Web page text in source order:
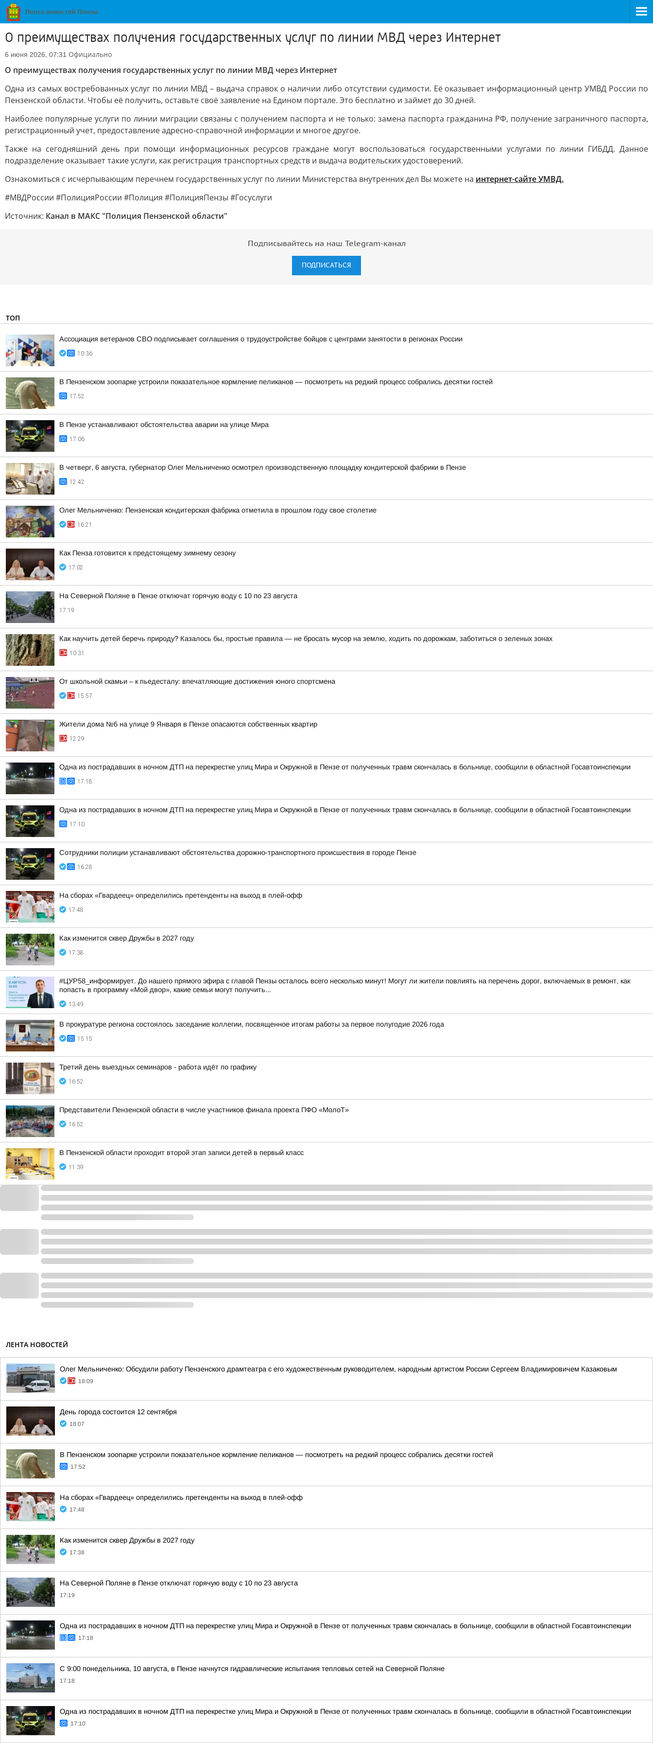
О преимуществах получения государственных услуг по линии МВД через Интернет
6 июня 2026, 07:31 Официально
О преимуществах получения государственных услуг по линии МВД через Интернет
Одна из самых востребованных услуг по линии МВД – выдача справок о наличии либо отсутствии судимости. Её оказывает информационный центр УМВД России по
Пензенской области. Чтобы её получить, оставьте своё заявление на Едином портале. Это бесплатно и займет до 30 дней.
Наиболее популярные услуги по линии миграции связаны с получением паспорта и не только: замена паспорта гражданина РФ, получение заграничного паспорта,
регистрационный учет, предоставление адресно-справочной информации и многое другое.
Также на сегодняшний день при помощи информационных ресурсов граждане могут воспользоваться государственными услугами по линии ГИБДД. Данное
подразделение оказывает такие услуги, как регистрация транспортных средств и выдача водительских удостоверений.
Ознакомиться с исчерпывающим перечнем государственных услуг по линии Министерства внутренних дел Вы можете на интернет-сайте УМВД.
#МВДРоссии #ПолицияРоссии #Полиция #ПолицияПензы #Госуслуги
Источник: Канал в МАКС "Полиция Пензенской области"
Подписывайтесь на наш Telegram-канал
ПОДПИСАТЬСЯ
ТОП
Ассоциация ветеранов СВО подписывает соглашения о трудоустройстве бойцов с центрами занятости в регионах России
10:36
В Пензенском зоопарке устроили показательное кормление пеликанов — посмотреть на редкий процесс собрались десятки гостей
17:52
В Пензе устанавливают обстоятельства аварии на улице Мира
17:06
В четверг, 6 августа, губернатор Олег Мельниченко осмотрел производственную площадку кондитерской фабрики в Пензе
12:42
Олег Мельниченко: Пензенская кондитерская фабрика отметила в прошлом году свое столетие
16:21
Как Пенза готовится к предстоящему зимнему сезону
17:02
На Северной Поляне в Пензе отключат горячую воду с 10 по 23 августа
17:19
Как научить детей беречь природу? Казалось бы, простые правила — не бросать мусор на землю, ходить по дорожкам, заботиться о зеленых зонах
10:31
От школьной скамьи – к пьедесталу: впечатляющие достижения юного спортсмена
15:57
Жители дома №6 на улице 9 Января в Пензе опасаются собственных квартир
12:29
Одна из пострадавших в ночном ДТП на перекрестке улиц Мира и Окружной в Пензе от полученных травм скончалась в больнице, сообщили в областной Госавтоинспекции
17:18
Одна из пострадавших в ночном ДТП на перекрестке улиц Мира и Окружной в Пензе от полученных травм скончалась в больнице, сообщили в областной Госавтоинспекции
17:10
Сотрудники полиции устанавливают обстоятельства дорожно-транспортного происшествия в городе Пензе
16:28
На сборах «Гвардеец» определились претенденты на выход в плей-офф
17:48
Как изменится сквер Дружбы в 2027 году
17:38
#ЦУР58_информирует. До нашего прямого эфира с главой Пензы осталось всего несколько минут! Могут ли жители повлиять на перечень дорог, включаемых в ремонт, как
попасть в программу «Мой двор», какие семьи могут получить...
13:49
В прокуратуре региона состоялось заседание коллегии, посвященное итогам работы за первое полугодие 2026 года
15:15
Третий день выездных семинаров - работа идёт по графику
16:52
Представители Пензенской области в числе участников финала проекта ПФО «МолоТ»
16:52
В Пензенской области проходит второй этап записи детей в первый класс
11:39
ЛЕНТА НОВОСТЕЙ
Олег Мельниченко: Обсудили работу Пензенского драмтеатра с его художественным руководителем, народным артистом России Сергеем Владимировичем Казаковым
18:09
День города состоится 12 сентября
18:07
В Пензенском зоопарке устроили показательное кормление пеликанов — посмотреть на редкий процесс собрались десятки гостей
17:52
На сборах «Гвардеец» определились претенденты на выход в плей-офф
17:48
Как изменится сквер Дружбы в 2027 году
17:38
На Северной Поляне в Пензе отключат горячую воду с 10 по 23 августа
17:19
Одна из пострадавших в ночном ДТП на перекрестке улиц Мира и Окружной в Пензе от полученных травм скончалась в больнице, сообщили в областной Госавтоинспекции
17:18
С 9:00 понедельника, 10 августа, в Пензе начнутся гидравлические испытания тепловых сетей на Северной Поляне
17:18
Одна из пострадавших в ночном ДТП на перекрестке улиц Мира и Окружной в Пензе от полученных травм скончалась в больнице, сообщили в областной Госавтоинспекции
17:10